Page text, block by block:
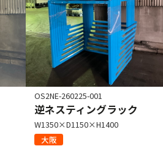
OS2NE-260225-001
逆ネスティングラック
W1350×D1150×H1400
大阪